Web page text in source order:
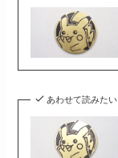
あわせて読みたい